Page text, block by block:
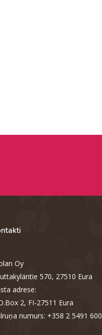
Oy
570, 27510 Eura
adrese:
2, FI-27511 Eura
numurs: +358 2 5491 600